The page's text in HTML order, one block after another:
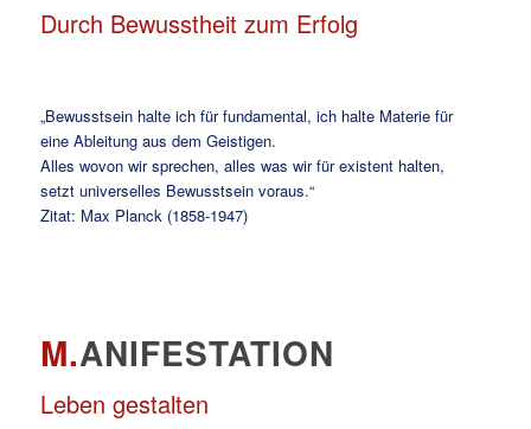
Durch Bewusstheit zum Erfolg
„Bewusstsein halte ich für fundamental, ich halte Materie für
eine Ableitung aus dem Geistigen.
Alles wovon wir sprechen, alles was wir für existent halten,
setzt universelles Bewusstsein voraus.“
Zitat: Max Planck (1858-1947)
M.ANIFESTATION
Leben gestalten